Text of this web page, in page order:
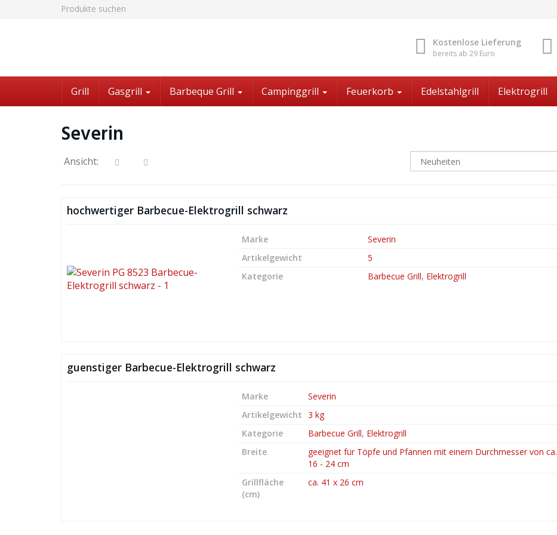
Produkte suchen
Kostenlose Lieferung
bereits ab 29 Euro
Grill Gasgrill Barbeque Grill Campinggrill Feuerkorb Edelstahlgrill Elektrogrill
Severin
Ansicht:
hochwertiger Barbecue-Elektrogrill schwarz
Marke
Severin
Artikelgewicht
5
Kategorie
Barbecue Grill, Elektrogrill
guenstiger Barbecue-Elektrogrill schwarz
Marke
Severin
Artikelgewicht 3 kg
Kategorie
Barbecue Grill, Elektrogrill
Breite
geeignet für Töpfe und Pfannen mit einem Durchmesser von ca.
16 - 24 cm
Grillfläche
(cm)
ca. 41 x 26 cm